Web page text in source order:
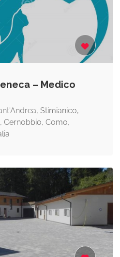
– Medico
Stimianico,
Cernobbio, Como,